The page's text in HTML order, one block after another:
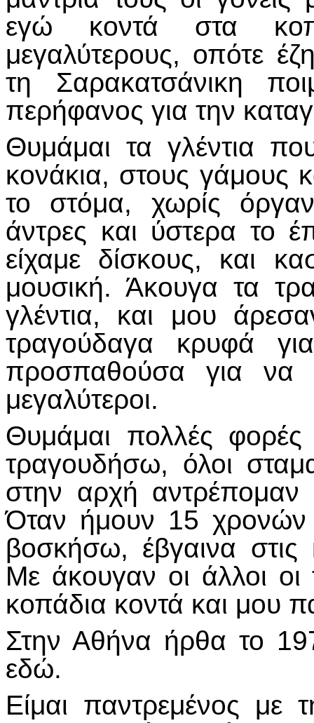
εγώ κοντά στα
μεγαλύτερους, οπότε
τη Σαρακατσάνικη
περήφανος για την
Θυμάμαι τα γλέντια
κονάκια, στους γάμους
το στόμα, χωρίς
άντρες και ύστερα το
είχαμε δίσκους, και
μουσική. Άκουγα τα
γλέντια, και μου
τραγούδαγα κρυφά
προσπαθούσα για
μεγαλύτεροι.
Θυμάμαι πολλές
τραγουδήσω, όλοι
στην αρχή
Όταν ήμουν 15 χρονών
βοσκήσω, έβγαινα
Με άκουγαν οι άλλοι οι
κοπάδια κοντά και μου
Στην Αθήνα ήρθα το
εδώ.
Είμαι παντρεμένος με